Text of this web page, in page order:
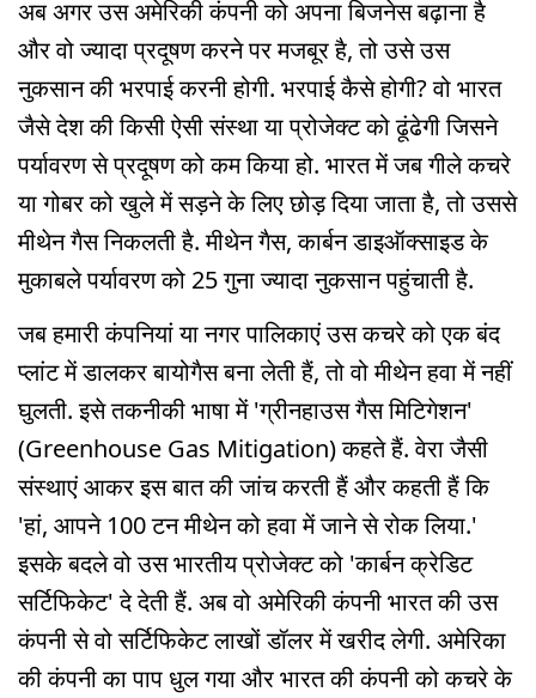
अब अगर उस अमेरिकी कंपनी को अपना बिजनेस बढ़ाना है
और वो ज्यादा प्रदूषण करने पर मजबूर है, तो उसे उस
नुकसान की भरपाई करनी होगी. भरपाई कैसे होगी? वो भारत
जैसे देश की किसी ऐसी संस्था या प्रोजेक्ट को ढूंढेगी जिसने
पर्यावरण से प्रदूषण को कम किया हो. भारत में जब गीले कचरे
या गोबर को खुले में सड़ने के लिए छोड़ दिया जाता है, तो उससे
मीथेन गैस निकलती है. मीथेन गैस, कार्बन डाइऑक्साइड के
मुकाबले पर्यावरण को 25 गुना ज्यादा नुकसान पहुंचाती है.
जब हमारी कंपनियां या नगर पालिकाएं उस कचरे को एक बंद
प्लांट में डालकर बायोगैस बना लेती हैं, तो वो मीथेन हवा में नहीं
घुलती. इसे तकनीकी भाषा में 'ग्रीनहाउस गैस मिटिगेशन'
(Greenhouse Gas Mitigation) कहते हैं. वेरा जैसी
संस्थाएं आकर इस बात की जांच करती हैं और कहती हैं कि
'हां, आपने 100 टन मीथेन को हवा में जाने से रोक लिया.'
इसके बदले वो उस भारतीय प्रोजेक्ट को 'कार्बन क्रेडिट
सर्टिफिकेट' दे देती हैं. अब वो अमेरिकी कंपनी भारत की उस
कंपनी से वो सर्टिफिकेट लाखों डॉलर में खरीद लेगी. अमेरिका
की कंपनी का पाप धुल गया और भारत की कंपनी को कचरे के